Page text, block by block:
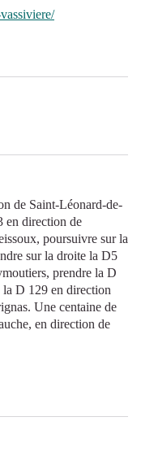
de Saint-Léonard-de-
en direction de
poursuivre sur la
sur la droite la D5
prendre la D
D 129 en direction
Une centaine de
en direction de